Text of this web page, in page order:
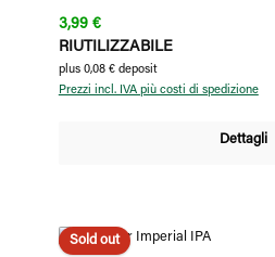
Prezzo normale:
3,99 €
RIUTILIZZABILE
plus 0,08 € deposit
Prezzi incl. IVA più costi di spedizione
Dettagli
Sold out